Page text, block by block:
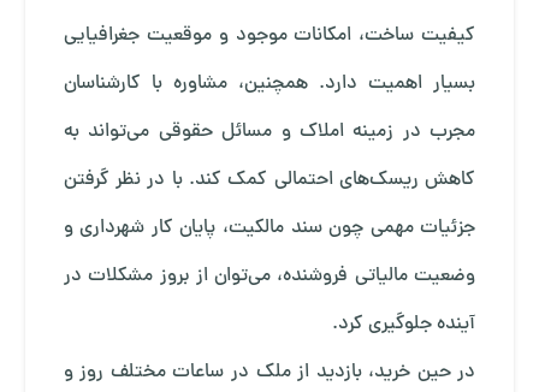
کیفیت ساخت، امکانات موجود و موقعیت جغرافیایی
بسیار اهمیت دارد. همچنین، مشاوره با کارشناسان
مجرب در زمینه املاک و مسائل حقوقی می‌تواند به
کاهش ریسک‌های احتمالی کمک کند. با در نظر گرفتن
جزئیات مهمی چون سند مالکیت، پایان کار شهرداری و
وضعیت مالیاتی فروشنده، می‌توان از بروز مشکلات در
آینده جلوگیری کرد.
در حین خرید، بازدید از ملک در ساعات مختلف روز و